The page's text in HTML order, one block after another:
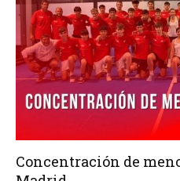
Concentración de